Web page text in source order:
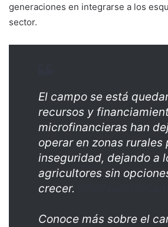
generaciones en integrarse a los
sector.
El campo se está
recursos y
microfinancieras han
operar en zonas rurales
inseguridad, dejando a
agricultores sin
crecer.
Conoce más sobre el